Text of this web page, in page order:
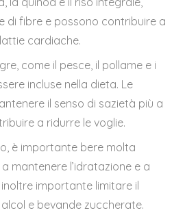
di fibre e possono contribuire a
cardiache.
come il pesce, il pollame e i
incluse nella dieta. Le
il senso di sazietà più a
a ridurre le voglie.
è importante bere molta
mantenere l’idratazione e a
inoltre importante limitare il
e bevande zuccherate.